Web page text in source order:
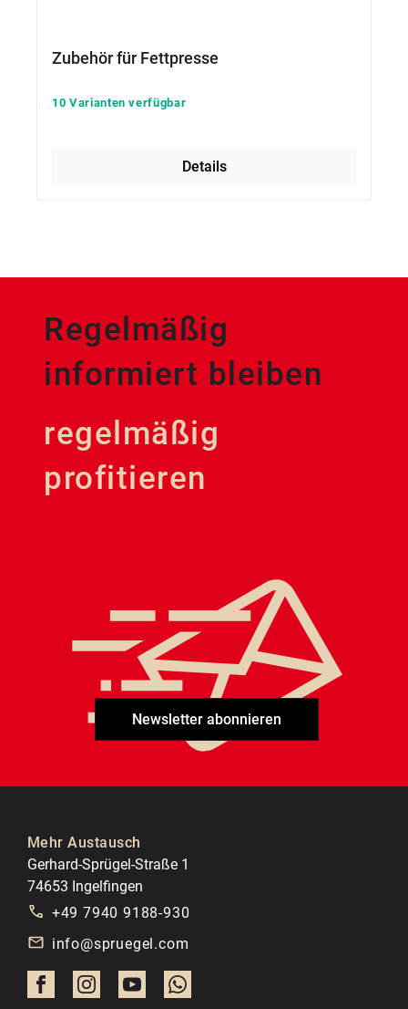
Zubehör für Fettpresse
10 Varianten verfügbar
Details
Regelmäßig
informiert bleiben
regelmäßig
profitieren
Newsletter abonnieren
Mehr Austausch
Gerhard-Sprügel-Straße 1
74653 Ingelfingen
+49 7940 9188-930
info@spruegel.com